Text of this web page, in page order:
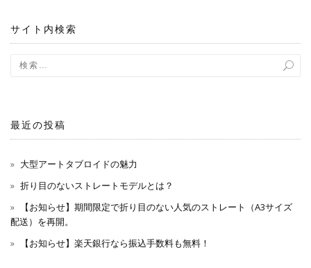
ョ
ン
サイト内検索
最近の投稿
大型アートタブロイドの魅力
折り目のないストレートモデルとは？
【お知らせ】期間限定で折り目のない人気のストレート（A3サイズ
配送）を再開。
【お知らせ】楽天銀行なら振込手数料も無料！